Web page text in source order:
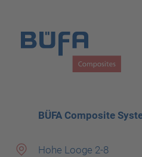
BÜFA Composite
Hohe Looge 2-8